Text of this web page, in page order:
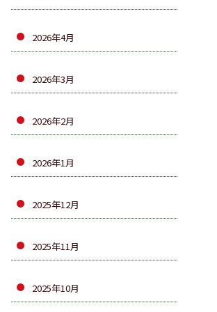
2026年4月
2026年3月
2026年2月
2026年1月
2025年12月
2025年11月
2025年10月